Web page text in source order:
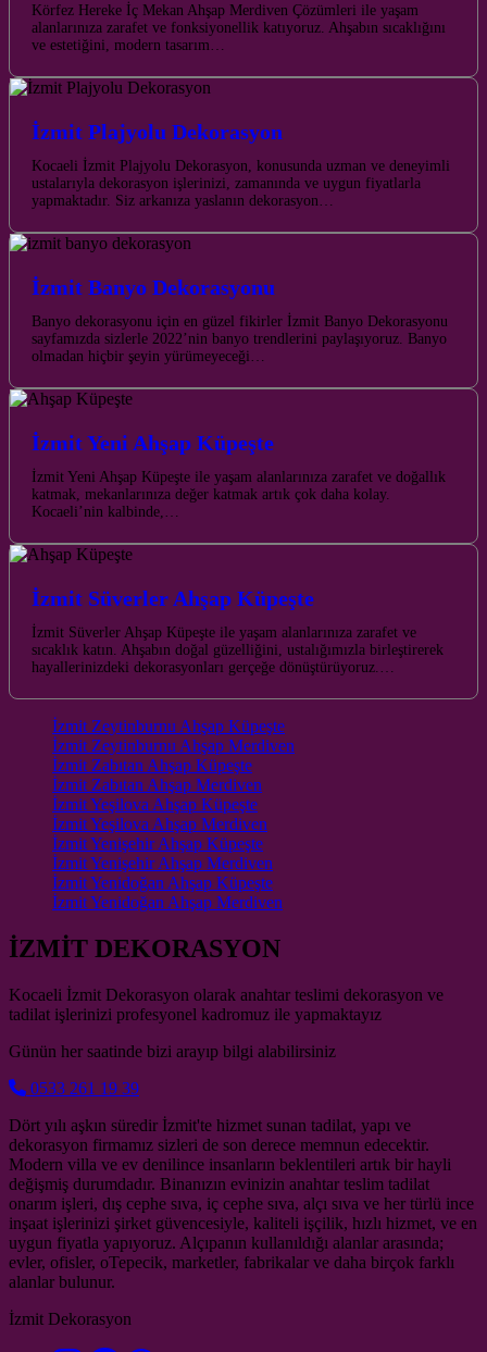
Körfez Hereke İç Mekan Ahşap Merdiven Çözümleri ile yaşam
alanlarınıza zarafet ve fonksiyonellik katıyoruz. Ahşabın sıcaklığını
ve estetiğini, modern tasarım…
İzmit Plajyolu Dekorasyon
Kocaeli İzmit Plajyolu Dekorasyon, konusunda uzman ve deneyimli
ustalarıyla dekorasyon işlerinizi, zamanında ve uygun fiyatlarla
yapmaktadır. Siz arkanıza yaslanın dekorasyon…
İzmit Banyo Dekorasyonu
Banyo dekorasyonu için en güzel fikirler İzmit Banyo Dekorasyonu
sayfamızda sizlerle 2022’nin banyo trendlerini paylaşıyoruz. Banyo
olmadan hiçbir şeyin yürümeyeceği…
İzmit Yeni Ahşap Küpeşte
İzmit Yeni Ahşap Küpeşte ile yaşam alanlarınıza zarafet ve doğallık
katmak, mekanlarınıza değer katmak artık çok daha kolay.
Kocaeli’nin kalbinde,…
İzmit Süverler Ahşap Küpeşte
İzmit Süverler Ahşap Küpeşte ile yaşam alanlarınıza zarafet ve
sıcaklık katın. Ahşabın doğal güzelliğini, ustalığımızla birleştirerek
hayallerinizdeki dekorasyonları gerçeğe dönüştürüyoruz.…
İzmit Zeytinburnu Ahşap Küpeşte
İzmit Zeytinburnu Ahşap Merdiven
İzmit Zabıtan Ahşap Küpeşte
İzmit Zabıtan Ahşap Merdiven
İzmit Yeşilova Ahşap Küpeşte
İzmit Yeşilova Ahşap Merdiven
İzmit Yenişehir Ahşap Küpeşte
İzmit Yenişehir Ahşap Merdiven
İzmit Yenidoğan Ahşap Küpeşte
İzmit Yenidoğan Ahşap Merdiven
İZMİT DEKORASYON
Kocaeli İzmit Dekorasyon olarak anahtar teslimi dekorasyon ve
tadilat işlerinizi profesyonel kadromuz ile yapmaktayız
Günün her saatinde bizi arayıp bilgi alabilirsiniz
0533 261 19 39
Dört yılı aşkın süredir İzmit'te hizmet sunan tadilat, yapı ve
dekorasyon firmamız sizleri de son derece memnun edecektir.
Modern villa ve ev denilince insanların beklentileri artık bir hayli
değişmiş durumdadır. Binanızın evinizin anahtar teslim tadilat
onarım işleri, dış cephe sıva, iç cephe sıva, alçı sıva ve her türlü ince
inşaat işlerinizi şirket güvencesiyle, kaliteli işçilik, hızlı hizmet, ve en
uygun fiyatla yapıyoruz. Alçıpanın kullanıldığı alanlar arasında;
evler, ofisler, oTepecik, marketler, fabrikalar ve daha birçok farklı
alanlar bulunur.
İzmit Dekorasyon